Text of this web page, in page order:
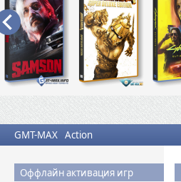
GMT-MAX Action
Оффлайн активация игр